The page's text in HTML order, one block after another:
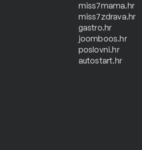
miss7mama.hr
miss7zdrava.hr
gastro.hr
joomboos.hr
poslovni.hr
autostart.hr